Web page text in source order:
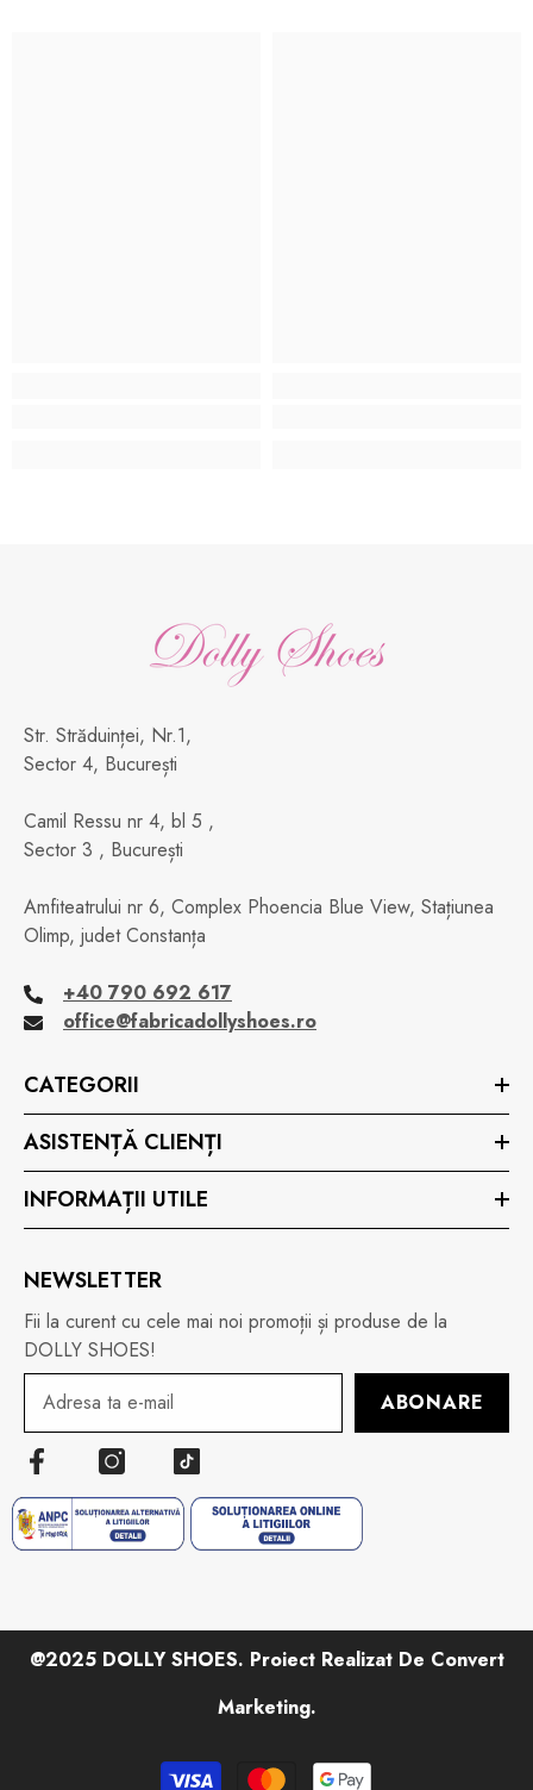
Str. Străduinței, Nr.1,
Sector 4, București
Camil Ressu nr 4, bl 5 ,
Sector 3 , București
Amfiteatrului nr 6, Complex Phoencia Blue View, Stațiunea
Olimp, judet Constanța
+40 790 692 617
office@fabricadollyshoes.ro
CATEGORII
ASISTENȚĂ CLIENȚI
INFORMAȚII UTILE
NEWSLETTER
Fii la curent cu cele mai noi promoții și produse de la
DOLLY SHOES!
ABONARE
@2025 DOLLY SHOES. Proiect Realizat De Convert
Marketing.
Metode